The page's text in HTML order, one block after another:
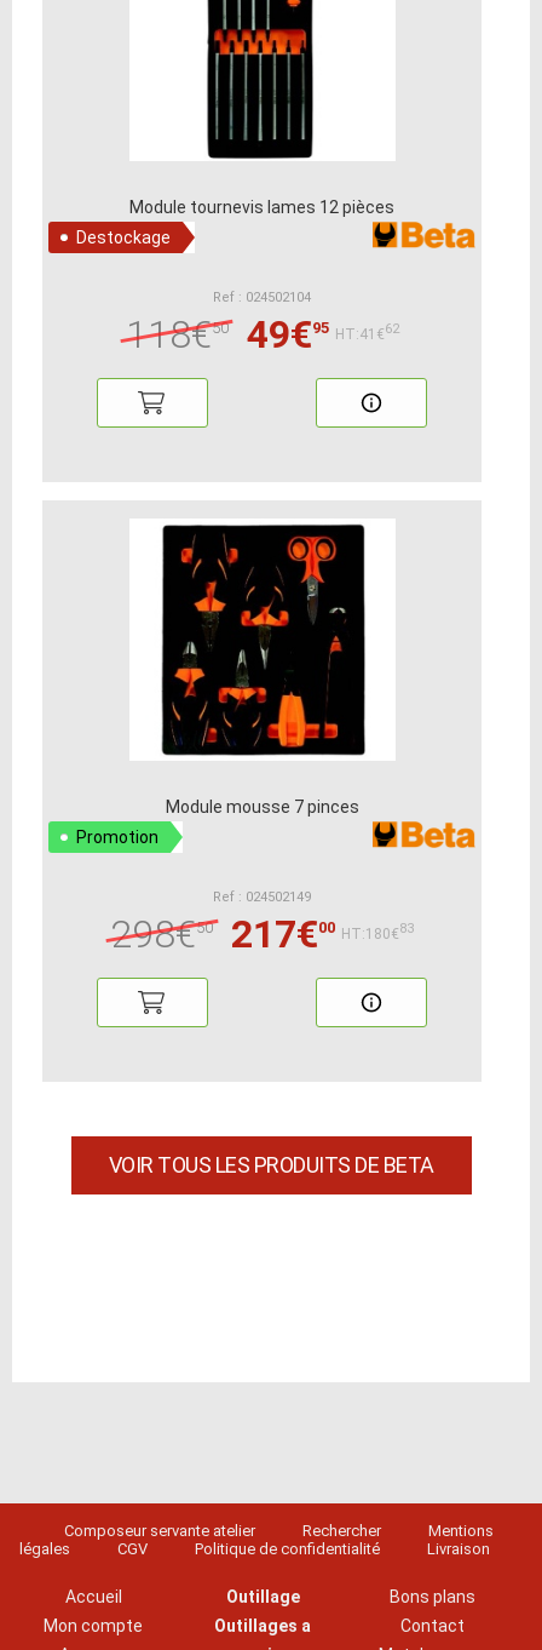
Module tournevis lames 12 pièces
Destockage
Ref : 024502104
118€50 49€95 HT:41€62
Module mousse 7 pinces
Promotion
Ref : 024502149
298€50 217€00 HT:180€83
VOIR TOUS LES PRODUITS DE BETA
Composeur servante atelier Rechercher
Mentions
légales
CGV Politique de confidentialité Livraison
Accueil
Mon compte
Outillage
Outillages a
Bons plans
Contact